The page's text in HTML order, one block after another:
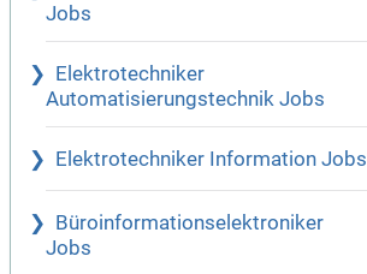
Jobs
Elektrotechniker
Automatisierungstechnik Jobs
Elektrotechniker Information Jobs
Büroinformationselektroniker
Jobs